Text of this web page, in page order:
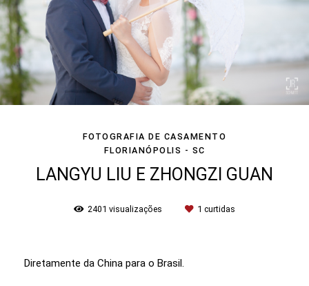
FOTOGRAFIA DE CASAMENTO
FLORIANÓPOLIS - SC
LANGYU LIU E ZHONGZI GUAN
2401 visualizações 1 curtidas
Diretamente da China para o Brasil.